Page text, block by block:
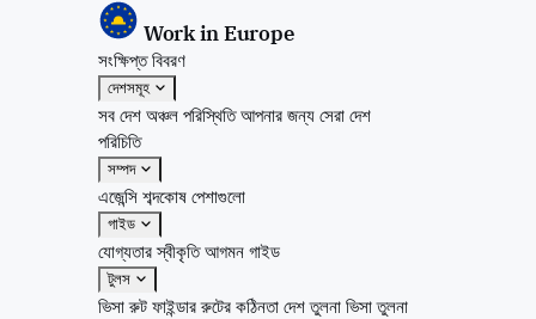
Work in Europe
সংক্ষিপ্ত বিবরণ
দেশসমূহ
সব দেশ অঞ্চল পরিস্থিতিআপনার জন্য সেরা দেশ
পরিচিতি
সম্পদ
এজেন্সি শব্দকোষ পেশাগুলো
গাইড
যোগ্যতার স্বীকৃতিআগমন গাইড
টুলস
ভিসা রুট ফাইন্ডাররুটের কঠিনতা দেশ তুলনা ভিসা তুলনা